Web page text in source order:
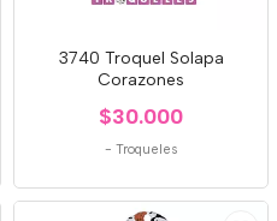
3740 Troquel Solapa
Corazones
$30.000
- Troqueles